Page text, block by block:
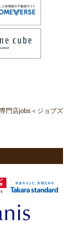
門店jobs＜ジョブズ